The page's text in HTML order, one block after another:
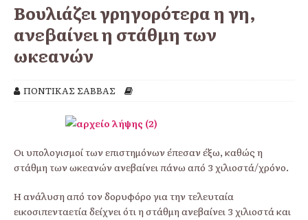
Bουλιάζει γρηγορότερα η γη,
ανεβαίνει η στάθμη των
ωκεανών
ΠΟΝΤΙΚΑΣ ΣΑΒΒΑΣ
Οι υπολογισμοί των επιστημόνων έπεσαν έξω, καθώς η
στάθμη των ωκεανών ανεβαίνει πάνω από 3 χιλιοστά/χρόνο.
Η ανάλυση από τον δορυφόρο για την τελευταία
εικοσιπενταετία δείχνει ότι η στάθμη ανεβαίνει 3 χιλιοστά και